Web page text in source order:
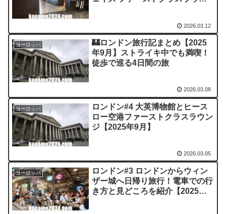
ィパス不可【2025年9月】再訪
2026.03.12
ヨーロッパ
🏰ロンドン旅行記まとめ【2025
年9月】ストライキ中でも満喫！
徒歩で巡る4日間の旅
2026.03.08
ヨーロッパ
ロンドン#4 大英博物館とヒース
ロー空港ファーストクラスラウン
ジ【2025年9月】
2026.03.05
ヨーロッパ
ロンドン#3 ロンドンからウィン
ザー城へ日帰り旅行！電車での行
き方と見どころを紹介【2025年9